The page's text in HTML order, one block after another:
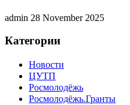
admin 28 November 2025
Категории
Новости
ЦУТП
Росмолодёжь
Росмолодёжь.Гранты